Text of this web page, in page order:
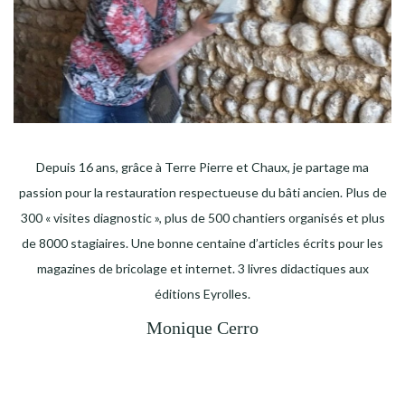
Depuis 16 ans, grâce à Terre Pierre et Chaux, je partage ma
passion pour la restauration respectueuse du bâti ancien. Plus de
300 « visites diagnostic », plus de 500 chantiers organisés et plus
de 8000 stagiaires. Une bonne centaine d’articles écrits pour les
magazines de bricolage et internet. 3 livres didactiques aux
éditions Eyrolles.
Monique Cerro